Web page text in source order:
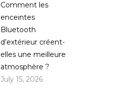
Comment les
enceintes
Bluetooth
d’extérieur créent-
elles une meilleure
atmosphère ?
July 15, 2026